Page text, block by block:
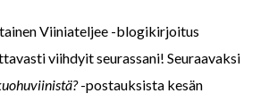
Viiniateljee -blogikirjoitus
viihdyit seurassani! Seuraavaksi
-postauksista kesän